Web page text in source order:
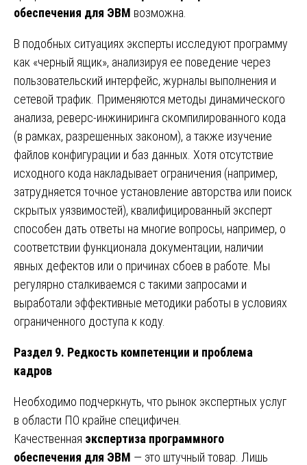
обеспечения для ЭВМ возможна.
В подобных ситуациях эксперты исследуют программу
как «черный ящик», анализируя ее поведение через
пользовательский интерфейс, журналы выполнения и
сетевой трафик. Применяются методы динамического
анализа, реверс-инжиниринга скомпилированного кода
(в рамках, разрешенных законом), а также изучение
файлов конфигурации и баз данных. Хотя отсутствие
исходного кода накладывает ограничения (например,
затрудняется точное установление авторства или поиск
скрытых уязвимостей), квалифицированный эксперт
способен дать ответы на многие вопросы, например, о
соответствии функционала документации, наличии
явных дефектов или о причинах сбоев в работе. Мы
регулярно сталкиваемся с такими запросами и
выработали эффективные методики работы в условиях
ограниченного доступа к коду.
Раздел 9. Редкость компетенции и проблема
кадров
Необходимо подчеркнуть, что рынок экспертных услуг
в области ПО крайне специфичен.
Качественная экспертиза программного
обеспечения для ЭВМ — это штучный товар. Лишь